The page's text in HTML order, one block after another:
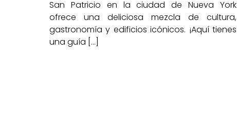
San Patricio en la ciudad de Nueva York
ofrece una deliciosa mezcla de cultura,
gastronomía y edificios icónicos. ¡Aquí tienes
una guía […]